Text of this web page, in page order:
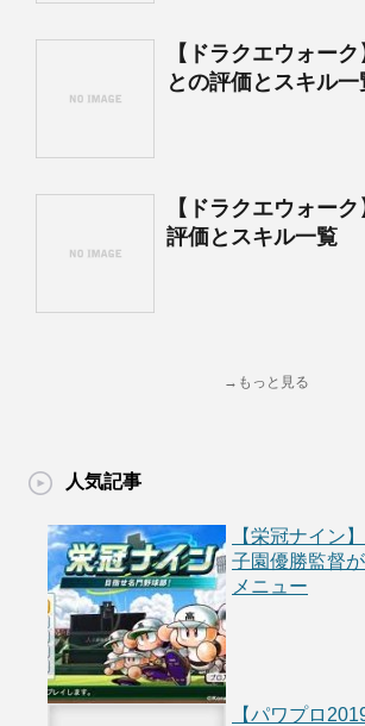
【ドラクエウォー
との評価とスキル一
【ドラクエウォー
評価とスキル一覧
→もっと見る
人気記事
【栄冠ナイン
子園優勝監督
メニュー
【パワプロ